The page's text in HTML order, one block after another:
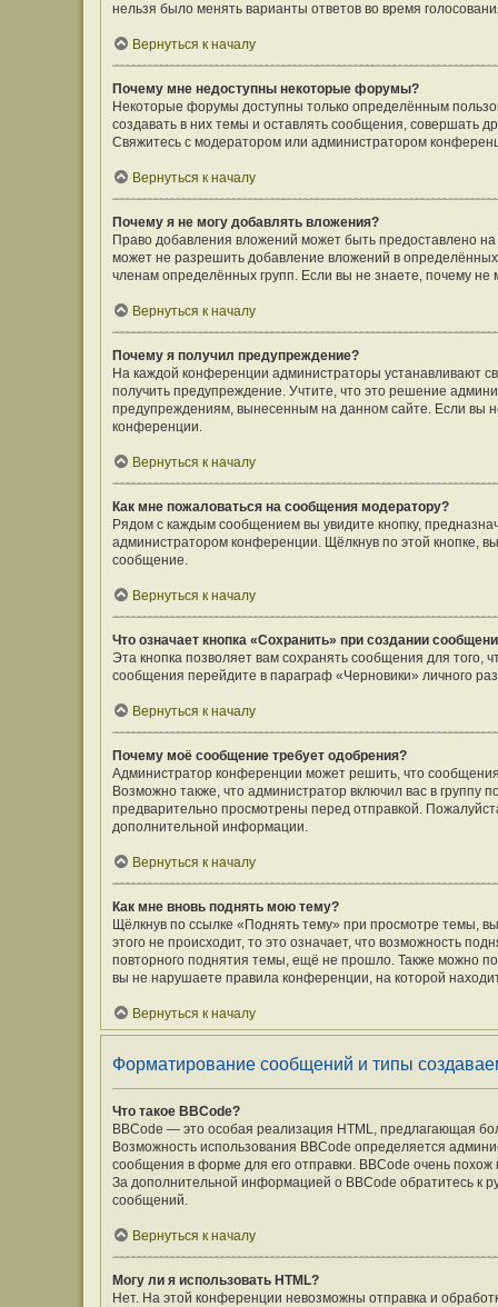
нельзя было менять варианты ответов во время
Вернуться к началу
Почему мне недоступны некоторые форумы?
Некоторые форумы доступны только определённым
создавать в них темы и оставлять сообщения, совершать
Свяжитесь с модератором или администратором
Вернуться к началу
Почему я не могу добавлять вложения?
Право добавления вложений может быть предоставлено
может не разрешить добавление вложений в
членам определённых групп. Если вы не знаете, почему
Вернуться к началу
Почему я получил предупреждение?
На каждой конференции администраторы устанавливают
получить предупреждение. Учтите, что это решение
предупреждениям, вынесенным на данном сайте. Если вы
конференции.
Вернуться к началу
Как мне пожаловаться на сообщения модератору?
Рядом с каждым сообщением вы увидите кнопку,
администратором конференции. Щёлкнув по этой кнопке,
сообщение.
Вернуться к началу
Что означает кнопка «Сохранить» при создании
Эта кнопка позволяет вам сохранять сообщения для того,
сообщения перейдите в параграф «Черновики» личного
Вернуться к началу
Почему моё сообщение требует одобрения?
Администратор конференции может решить, что
Возможно также, что администратор включил вас в
предварительно просмотрены перед отправкой.
дополнительной информации.
Вернуться к началу
Как мне вновь поднять мою тему?
Щёлкнув по ссылке «Поднять тему» при просмотре темы,
этого не происходит, то это означает, что возможность
повторного поднятия темы, ещё не прошло. Также можно
вы не нарушаете правила конференции, на которой
Вернуться к началу
Форматирование сообщений и типы
Что такое BBCode?
BBCode — это особая реализация HTML, предлагающая
Возможность использования BBCode определяется
сообщения в форме для его отправки. BBCode очень похож
За дополнительной информацией о BBCode обратитесь к
сообщений.
Вернуться к началу
Могу ли я использовать HTML?
Нет. На этой конференции невозможны отправка и